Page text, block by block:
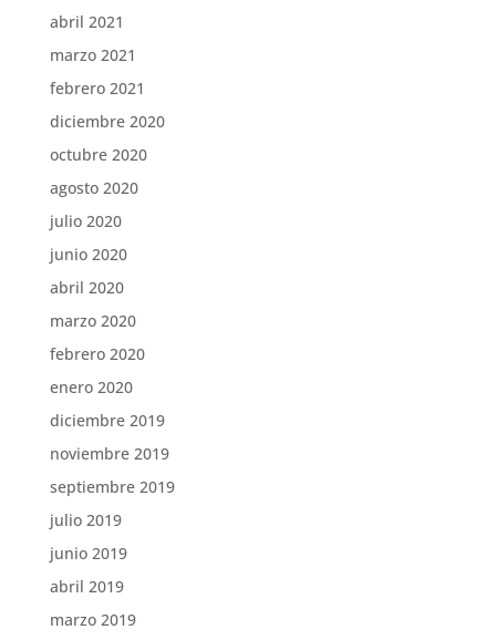
abril 2021
marzo 2021
febrero 2021
diciembre 2020
octubre 2020
agosto 2020
julio 2020
junio 2020
abril 2020
marzo 2020
febrero 2020
enero 2020
diciembre 2019
noviembre 2019
septiembre 2019
julio 2019
junio 2019
abril 2019
marzo 2019